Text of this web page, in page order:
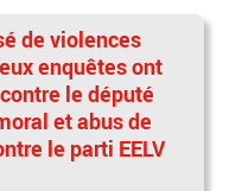
de violences
enquêtes ont
le député
et abus de
le parti EELV